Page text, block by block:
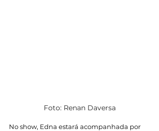
Foto: Renan Daversa
No show, Edna estará acompanhada por